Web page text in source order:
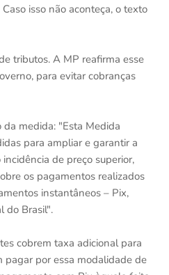
isso não aconteça, o texto
tributos. A MP reafirma esse
para evitar cobranças
medida: "Esta Medida
para ampliar e garantir a
de preço superior,
os pagamentos realizados
instantâneos – Pix,
do Brasil".
cobrem taxa adicional para
pagar por essa modalidade de